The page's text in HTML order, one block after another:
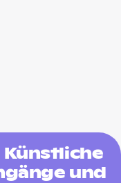
Künstliche
und